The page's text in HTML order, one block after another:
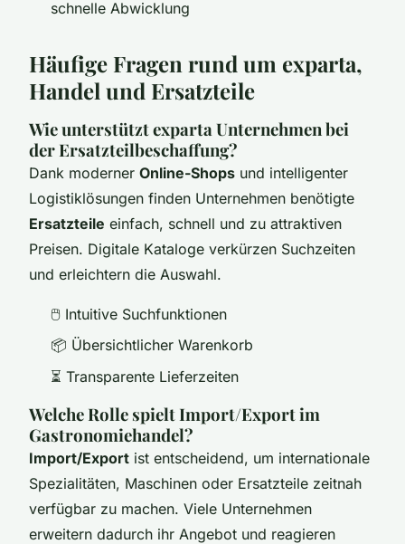
schnelle Abwicklung
Häufige Fragen rund um exparta,
Handel und Ersatzteile
Wie unterstützt exparta Unternehmen bei
der Ersatzteilbeschaffung?
Dank moderner Online-Shops und intelligenter
Logistiklösungen finden Unternehmen benötigte
Ersatzteile einfach, schnell und zu attraktiven
Preisen. Digitale Kataloge verkürzen Suchzeiten
und erleichtern die Auswahl.
🖱️ Intuitive Suchfunktionen
📦 Übersichtlicher Warenkorb
⏳ Transparente Lieferzeiten
Welche Rolle spielt Import/Export im
Gastronomiehandel?
Import/Export ist entscheidend, um internationale
Spezialitäten, Maschinen oder Ersatzteile zeitnah
verfügbar zu machen. Viele Unternehmen
erweitern dadurch ihr Angebot und reagieren